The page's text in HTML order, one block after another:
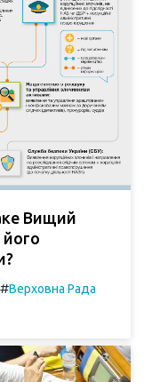
Вищий
його
#Верховна Рада